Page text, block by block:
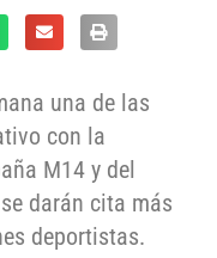
una de las
con la
M14 y del
darán cita más
deportistas.